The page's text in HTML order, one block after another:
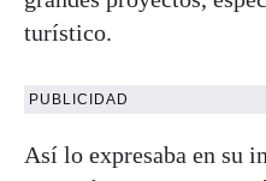
turístico.
PUBLICIDAD
Así lo expresaba en su